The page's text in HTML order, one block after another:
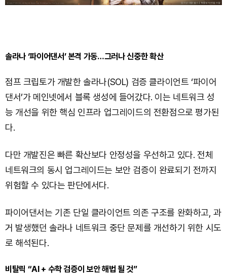
솔라나 ‘파이어댄서’ 본격 가동…그러나 신중한 확산
점프 크립토가 개발한 솔라나(SOL) 검증 클라이언트 ‘파이어
댄서’가 메인넷에서 블록 생성에 들어갔다. 이는 네트워크 성
능 개선을 위한 핵심 인프라 업그레이드의 전환점으로 평가된
다.
다만 개발진은 빠른 확산보다 안정성을 우선하고 있다. 전체
네트워크의 동시 업그레이드는 보안 검증이 완료되기 전까지
위험할 수 있다는 판단에서다.
파이어댄서는 기존 단일 클라이언트 의존 구조를 완화하고, 과
거 발생했던 솔라나 네트워크 중단 문제를 개선하기 위한 시도
로 해석된다.
비탈릭 “AI + 수학 검증이 보안 해법 될 것”